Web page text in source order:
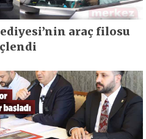
araç filosu